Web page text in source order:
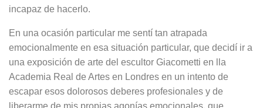
incapaz de hacerlo.
En una ocasión particular me sentí tan atrapada
emocionalmente en esa situación particular, que decidí ir a
una exposición de arte del escultor Giacometti en lla
Academia Real de Artes en Londres en un intento de
escapar esos dolorosos deberes profesionales y de
liberarme de mis propias agonías emocionales, que